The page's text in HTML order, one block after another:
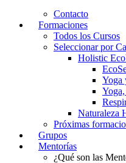
Contacto
Formaciones
Todos los Cursos
Seleccionar por
Holistic
Yoga
Naturaleza
Próximas
Grupos
Mentorías
¿Qué son las